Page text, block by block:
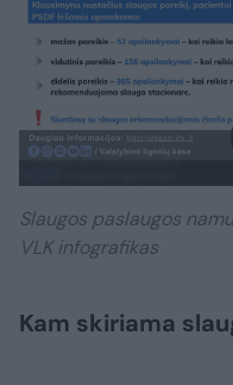
Slaugos paslaugos
VLK infografikas
Kam skiriama